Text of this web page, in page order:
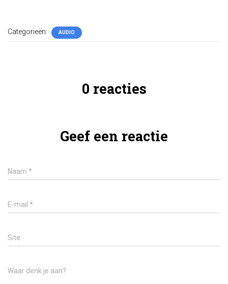
Categorieën: AUDIO
0 reacties
Geef een reactie
Naam *
E-mail *
Site
Waar denk je aan?